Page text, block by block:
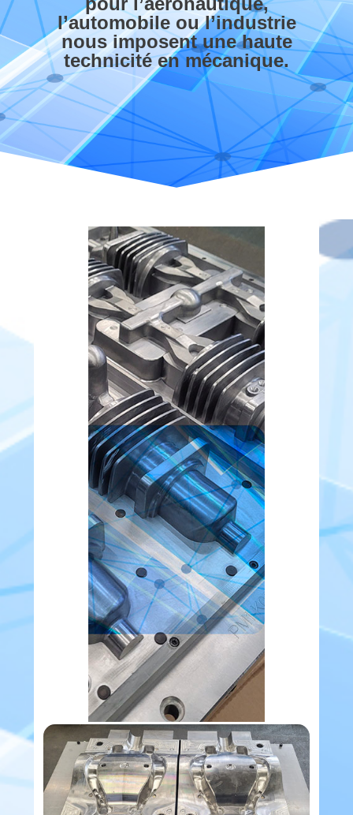
l’automobile ou l’industrie
nous imposent une haute
technicité en mécanique.